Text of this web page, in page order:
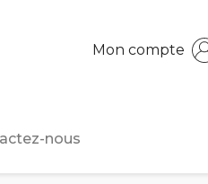
Mon compte
nous